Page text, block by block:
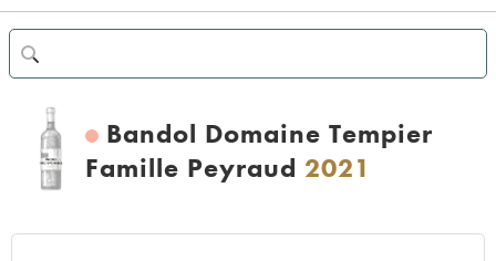
Bandol Domaine Tempier
Famille Peyraud 2021